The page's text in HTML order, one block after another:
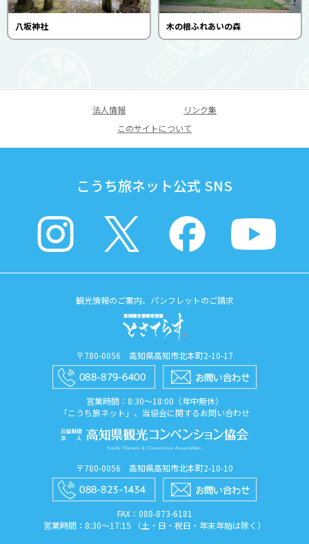
八坂神社 木の根ふれあいの森
法人情報
リンク集
このサイトについて
こうち旅ネット公式 SNS
観光情報のご案内、パンフレットのご請求
〒780-0056 高知県高知市北本町2-10-17
営業時間：8:30〜18:00（年中無休）
「こうち旅ネット」、当協会に関するお問い合わせ
〒780-0056 高知県高知市北本町2-10-10
FAX：088​-873​-6181
営業時間：8:30〜17:15 （土・日・祝日・年末年始は除く）